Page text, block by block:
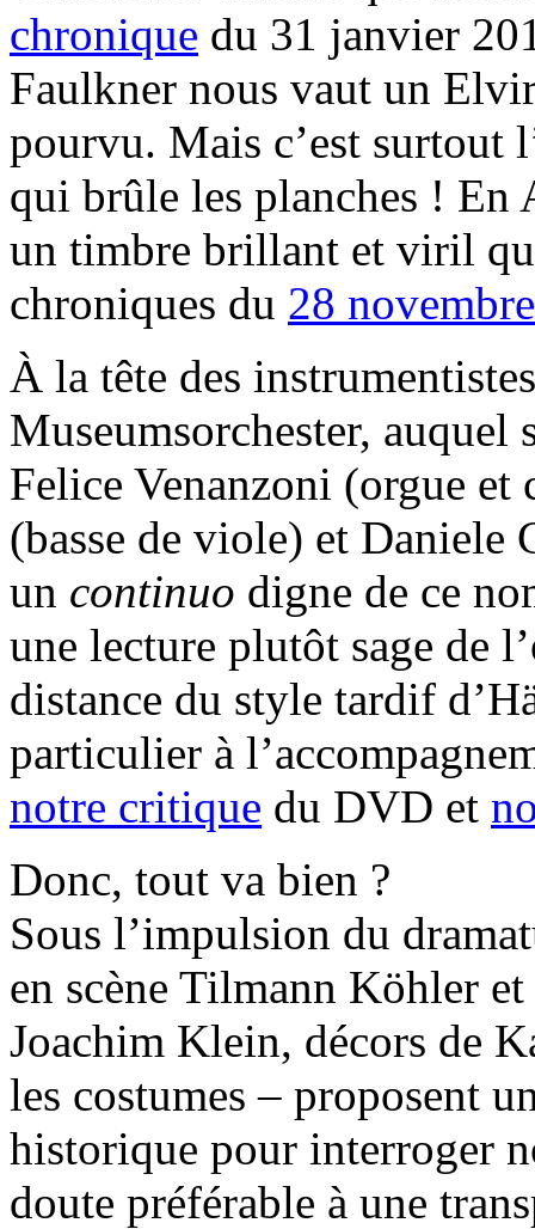
chronique du 31 janvier
Faulkner nous vaut un
pourvu. Mais c’est surtout
qui brûle les planches ! En
un timbre brillant et viril
chroniques du 28
À la tête des
Museumsorchester,
Felice Venanzoni (orgue
(basse de viole) et
un continuo digne de ce
une lecture plutôt sage de
distance du style tardif
particulier à
notre critique du DVD et
Donc, tout va bien ?
Sous l’impulsion du
en scène Tilmann Köhler
Joachim Klein, décors de
les costumes – proposent
historique pour interroger
doute préférable à une